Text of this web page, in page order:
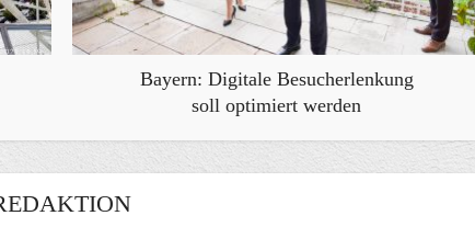
Bayern: Digitale Besucherlenkung
soll optimiert werden